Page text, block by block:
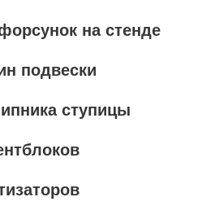
на стенде
подвески
ступицы